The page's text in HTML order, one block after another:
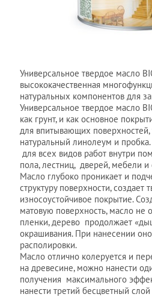
Универсальное твердое масло
высококачественная
натуральных компонентов для
Универсальное твердое масло
как грунт, и как основное
для впитывающих поверхностей,
натуральный линолеум и
для всех видов работ внутри
пола, лестниц, дверей, мебели и
Масло глубоко проникает и
структуру поверхности, создает
износоустойчивое покрытие.
матовую поверхность, масло не
пленки, дерево продолжает
окрашивания. При нанесении
располировки.
Масло отлично колеруется и
на древесине, можно нанести
получения максимального
нанести третий бесцветный